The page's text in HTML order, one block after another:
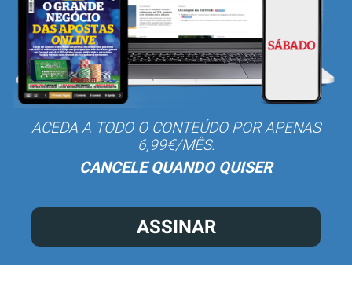
ACEDA A TODO O CONTEÚDO POR APENAS
6,99€/MÊS.
CANCELE QUANDO QUISER
ASSINAR